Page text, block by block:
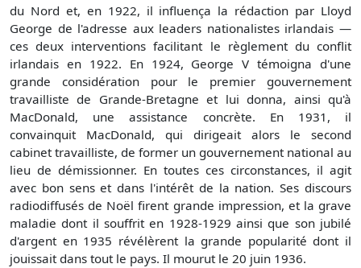
du Nord et, en 1922, il influença la rédaction par Lloyd
George de l'adresse aux leaders nationalistes irlandais —
ces deux interventions facilitant le règlement du conflit
irlandais en 1922. En 1924, George V témoigna d'une
grande considération pour le premier gouvernement
travailliste de Grande-Bretagne et lui donna, ainsi qu'à
MacDonald, une assistance concrète. En 1931, il
convainquit MacDonald, qui dirigeait alors le second
cabinet travailliste, de former un gouvernement national au
lieu de démissionner. En toutes ces circonstances, il agit
avec bon sens et dans l'intérêt de la nation. Ses discours
radiodiffusés de Noël firent grande impression, et la grave
maladie dont il souffrit en 1928-1929 ainsi que son jubilé
d'argent en 1935 révélèrent la grande popularité dont il
jouissait dans tout le pays. Il mourut le 20 juin 1936.